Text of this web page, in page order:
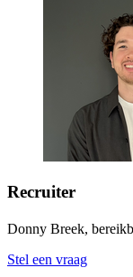
Recruiter
Donny Breek,
Stel een vraag